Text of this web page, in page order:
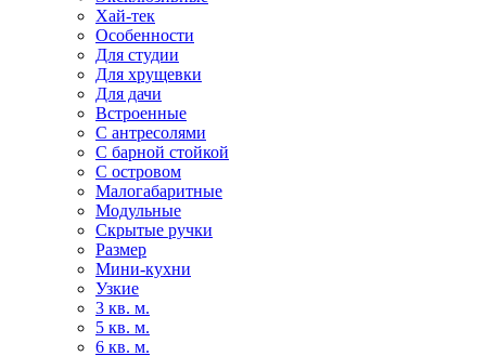
Хай-тек
Особенности
Для студии
Для хрущевки
Для дачи
Встроенные
С антресолями
С барной стойкой
С островом
Малогабаритные
Модульные
Скрытые ручки
Размер
Мини-кухни
Узкие
3 кв. м.
5 кв. м.
6 кв. м.